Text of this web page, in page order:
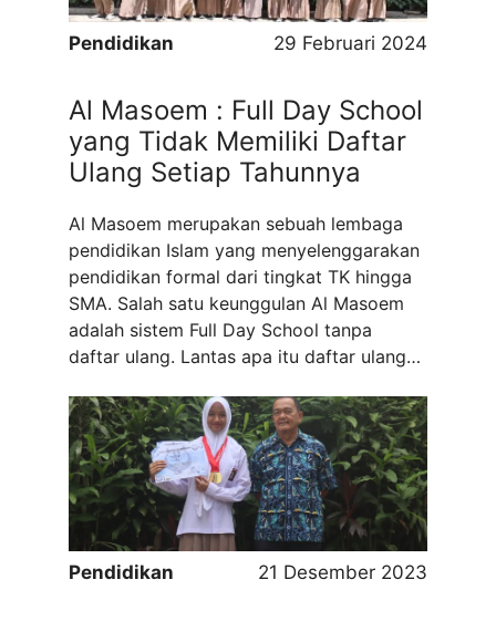
Pendidikan 29 Februari 2024
Al Masoem : Full Day School
yang Tidak Memiliki Daftar
Ulang Setiap Tahunnya
Al Masoem merupakan sebuah lembaga
pendidikan Islam yang menyelenggarakan
pendidikan formal dari tingkat TK hingga
SMA. Salah satu keunggulan Al Masoem
adalah sistem Full Day School tanpa
daftar ulang. Lantas apa itu daftar ulang?
administrasi yang wajib dilakukan oleh
setiap calon peserta didik (CPD) yang
sudah mendaftar melalui salah satu ...
Read more
Pendidikan 21 Desember 2023